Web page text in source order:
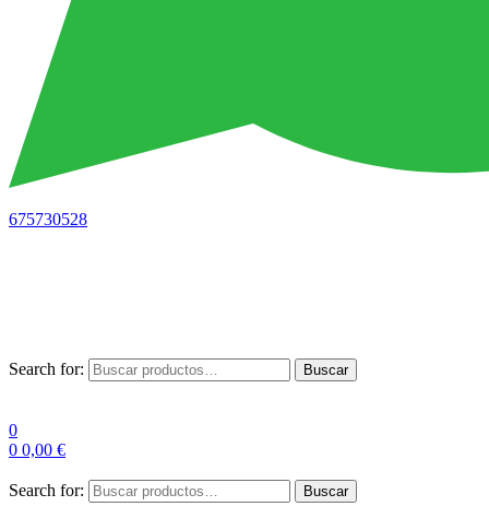
675730528
Search for: Buscar
0
0 0,00 €
Search for: Buscar